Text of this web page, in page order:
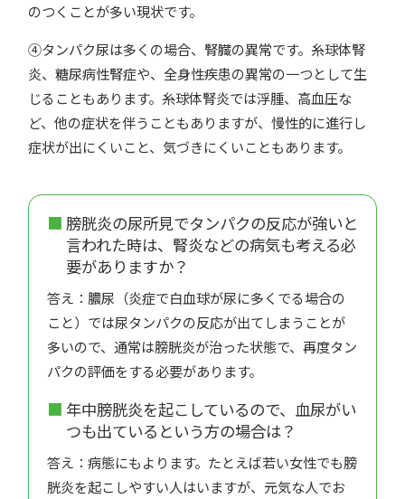
のつくことが多い現状です。
④タンパク尿は多くの場合、腎臓の異常です。糸球体腎
炎、糖尿病性腎症や、全身性疾患の異常の一つとして生
じることもあります。糸球体腎炎では浮腫、高血圧な
ど、他の症状を伴うこともありますが、慢性的に進行し
症状が出にくいこと、気づきにくいこともあります。
膀胱炎の尿所見でタンパクの反応が強いと
言われた時は、腎炎などの病気も考える必
要がありますか？
答え：膿尿（炎症で白血球が尿に多くでる場合の
こと）では尿タンパクの反応が出てしまうことが
多いので、通常は膀胱炎が治った状態で、再度タン
パクの評価をする必要があります。
年中膀胱炎を起こしているので、血尿がい
つも出ているという方の場合は？
答え：病態にもよります。たとえば若い女性でも膀
胱炎を起こしやすい人はいますが、元気な人でお